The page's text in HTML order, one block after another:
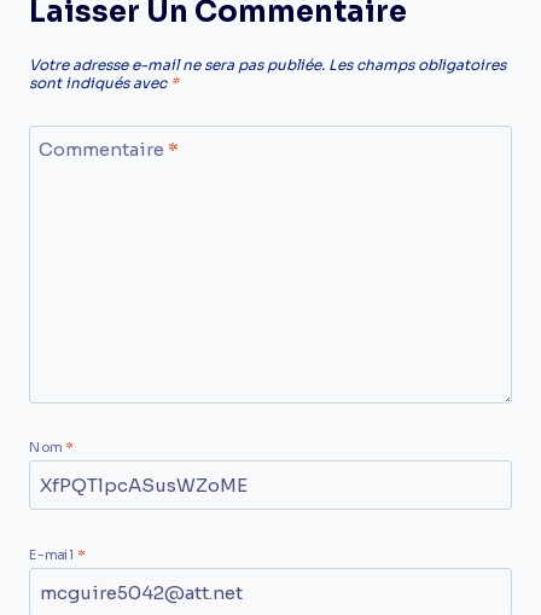
Laisser Un Commentaire
Votre adresse e-mail ne sera pas publiée. Les champs obligatoires
sont indiqués avec *
Commentaire *
Nom *
E-mail *